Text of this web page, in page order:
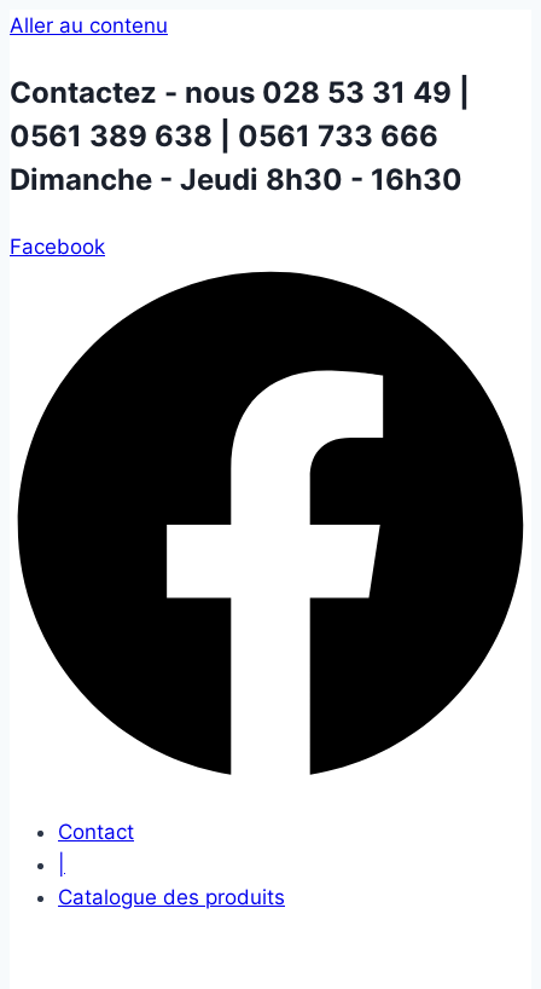
Aller au contenu
Contactez - nous 028 53 31 49 |
0561 389 638 | 0561 733 666
Dimanche - Jeudi 8h30 - 16h30
Facebook
Contact
Catalogue des produits